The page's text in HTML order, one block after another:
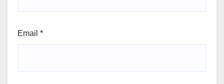
Email *